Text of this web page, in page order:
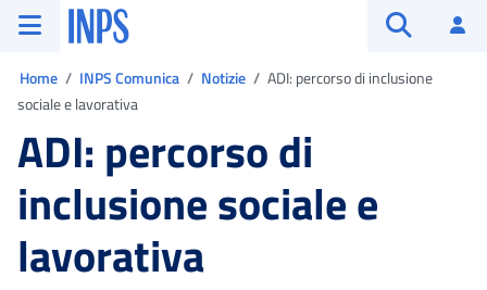
Vai al menu principale
Vai al contenuto principale
Vai al pie' di pagina
INPS ()
Home INPS Comunica Notizie
ADI: percorso di inclusione
sociale e lavorativa
ADI: percorso di
inclusione sociale e
lavorativa